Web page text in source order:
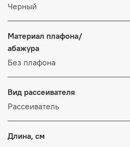
Черный
Материал плафона/
абажура
Без плафона
Вид рассеивателя
Рассеиватель
Длина, см